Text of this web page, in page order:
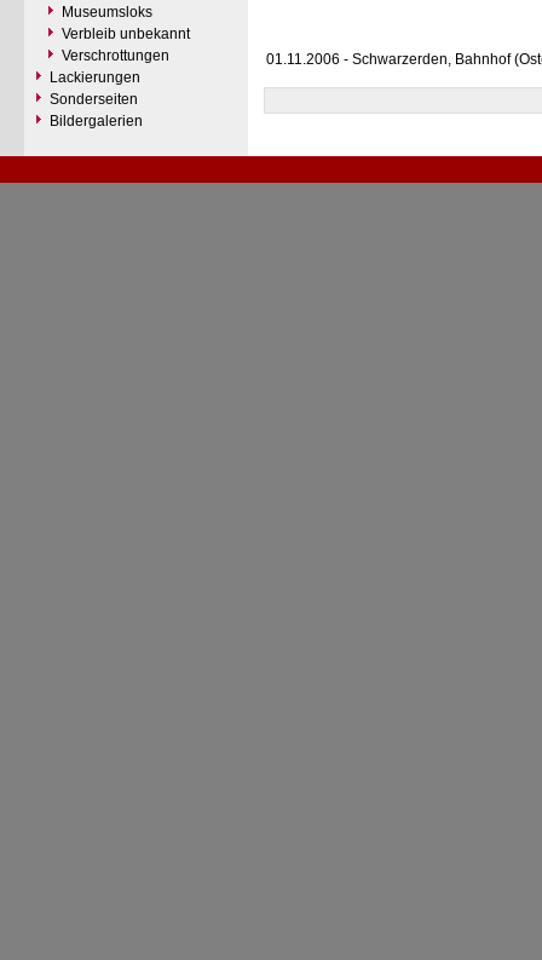
Museumsloks
Verbleib unbekannt
Verschrottungen
Lackierungen
Sonderseiten
Bildergalerien
01.11.2006 - Schwarzerden, Bahnhof